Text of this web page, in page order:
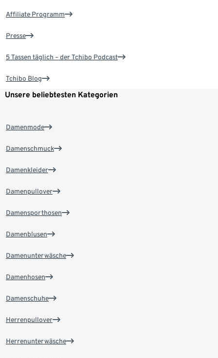
Affiliate Programm
Presse
5 Tassen täglich – der Tchibo Podcast
Tchibo Blog
Unsere beliebtesten Kategorien
Damenmode
Damenschmuck
Damenkleider
Damenpullover
Damensporthosen
Damenblusen
Damenunterwäsche
Damenhosen
Damenschuhe
Herrenpullover
Herrenunterwäsche